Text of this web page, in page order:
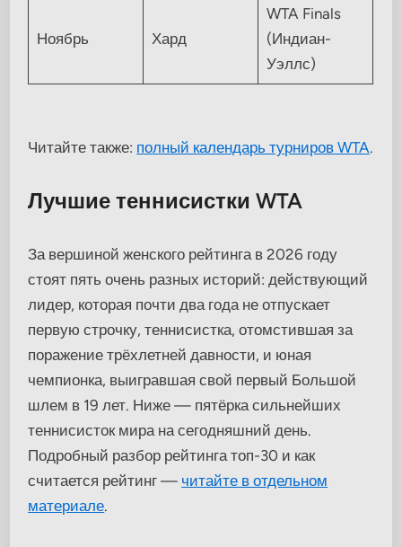
Ноябрь Хард
WTA Finals
(Индиан-
Уэллс)
Читайте также: полный календарь турниров WTA.
Лучшие теннисистки WTA
За вершиной женского рейтинга в 2026 году
стоят пять очень разных историй: действующий
лидер, которая почти два года не отпускает
первую строчку, теннисистка, отомстившая за
поражение трёхлетней давности, и юная
чемпионка, выигравшая свой первый Большой
шлем в 19 лет. Ниже — пятёрка сильнейших
теннисисток мира на сегодняшний день.
Подробный разбор рейтинга топ-30 и как
считается рейтинг — читайте в отдельном
материале.